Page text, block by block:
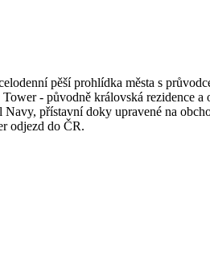
pěší prohlídka města s
- původně královská rezidence
přístavní doky upravené na
odjezd do ČR.